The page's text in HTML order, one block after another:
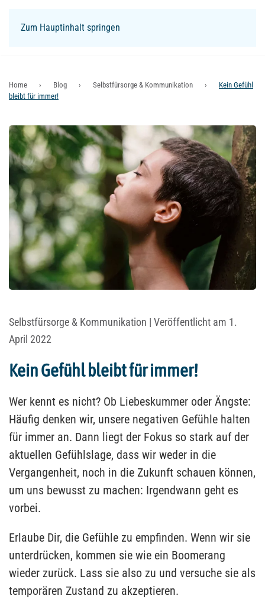
Zum Hauptinhalt springen
Home Blog Selbstfürsorge & Kommunikation
Kein Gefühl
bleibt für immer!
Selbstfürsorge & Kommunikation | Veröffentlicht am 1.
April 2022
Kein Gefühl bleibt für immer!
Wer kennt es nicht? Ob Liebeskummer oder Ängste:
Häufig denken wir, unsere negativen Gefühle halten
für immer an. Dann liegt der Fokus so stark auf der
aktuellen Gefühlslage, dass wir weder in die
Vergangenheit, noch in die Zukunft schauen können,
um uns bewusst zu machen: Irgendwann geht es
vorbei.
Erlaube Dir, die Gefühle zu empfinden. Wenn wir sie
unterdrücken, kommen sie wie ein Boomerang
wieder zurück. Lass sie also zu und versuche sie als
temporären Zustand zu akzeptieren.